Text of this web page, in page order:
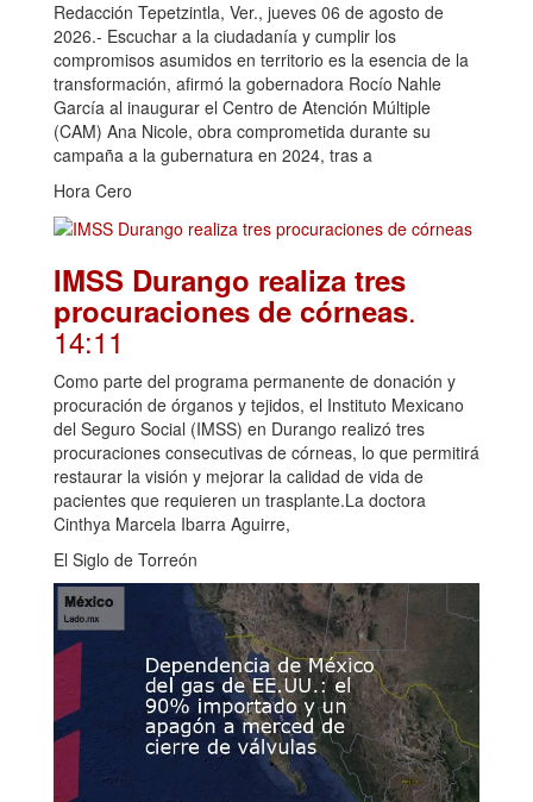
Redacción Tepetzintla, Ver., jueves 06 de agosto de
2026.- Escuchar a la ciudadanía y cumplir los
compromisos asumidos en territorio es la esencia de la
transformación, afirmó la gobernadora Rocío Nahle
García al inaugurar el Centro de Atención Múltiple
(CAM) Ana Nicole, obra comprometida durante su
campaña a la gubernatura en 2024, tras a
Hora Cero
IMSS Durango realiza tres
procuraciones de córneas.
14:11
Como parte del programa permanente de donación y
procuración de órganos y tejidos, el Instituto Mexicano
del Seguro Social (IMSS) en Durango realizó tres
procuraciones consecutivas de córneas, lo que permitirá
restaurar la visión y mejorar la calidad de vida de
pacientes que requieren un trasplante.La doctora
Cinthya Marcela Ibarra Aguirre,
El Siglo de Torreón